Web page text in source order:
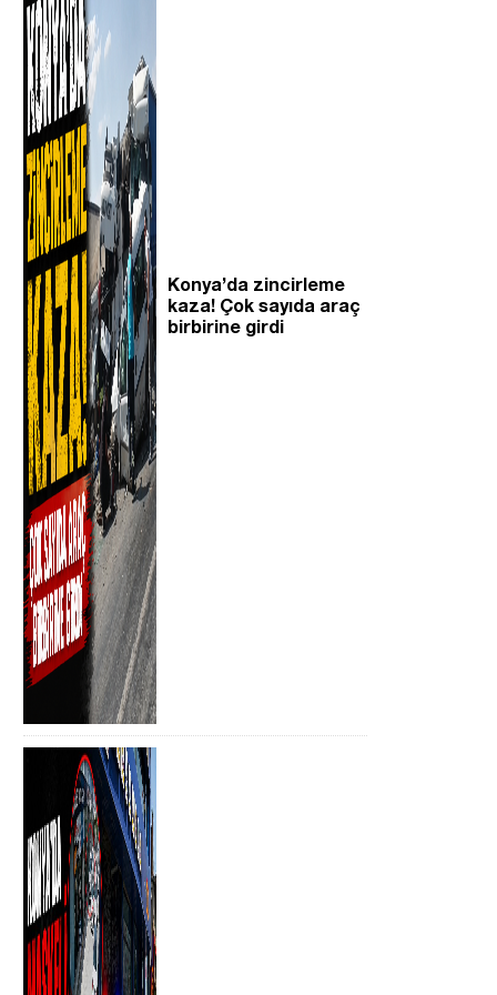
Konya’da zincirleme
kaza! Çok sayıda araç
birbirine girdi